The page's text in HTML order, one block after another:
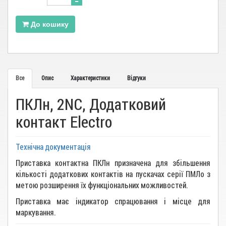
До кошику
Все Опис Характеристики Відгуки
ПКЛн, 2NC, Додатковий
контакт Electro
Технічна документація
Приставка контактна ПКЛн призначена для збільшення
кількості додаткових контактів на пускачах серії ПМЛо з
метою розширення їх функціональних можливостей.
Приставка має індикатор спрацювання і місце для
маркування.